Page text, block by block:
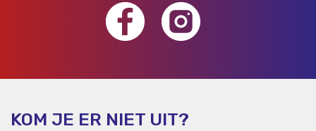
KOM JE ER NIET UIT?